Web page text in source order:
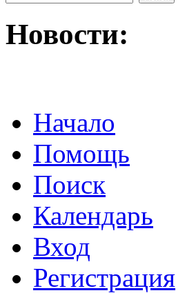
Новости:
Начало
Помощь
Поиск
Календарь
Вход
Регистрация